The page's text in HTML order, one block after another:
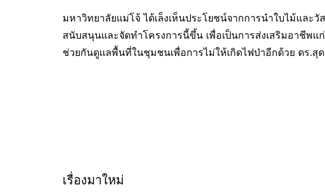
มหาวิทยาลัยแม่โจ้ ได้เล็งเห็นประโยชน์จากการนำใบไม้และ
สนับสนุนและจัดทำโครงการนี้ขึ้น เพื่อเป็นการส่งเสริมอาชีพ
ช่วยกันดูแลพื้นที่ในชุมชนเพื่อการไม่ให้เกิดไฟป่าอีกด้วย ดร.สุ
เรื่องมาใหม่